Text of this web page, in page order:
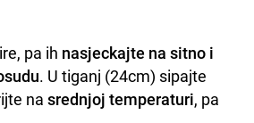
pa ih nasjeckajte na sitno i
. U tiganj (24cm) sipajte
na srednjoj temperaturi, pa